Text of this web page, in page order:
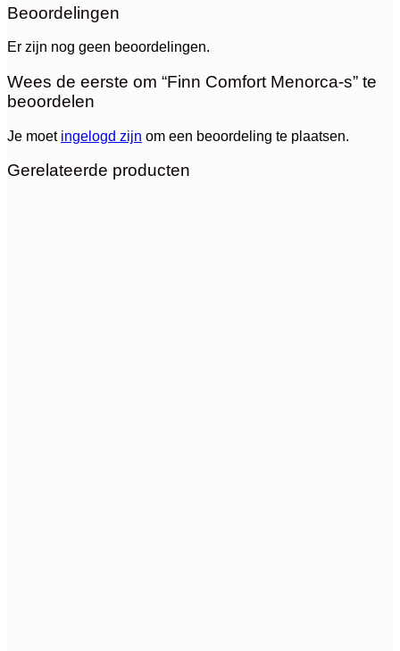
Beoordelingen
Er zijn nog geen beoordelingen.
Wees de eerste om “Finn Comfort Menorca-s” te
beoordelen
Je moet ingelogd zijn om een beoordeling te plaatsen.
Gerelateerde producten